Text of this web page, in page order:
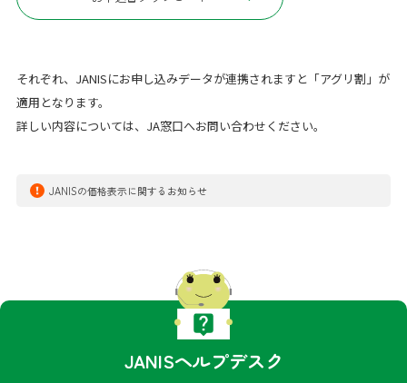
それぞれ、 JANISにお申し込みデータが連携されますと「アグリ割」が
適用となります。
詳しい内容については、 JA窓口へお問い合わせください。
JANISの価格表示に関するお知らせ
JANISヘルプデスク